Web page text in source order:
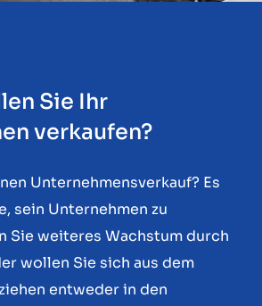
Sie Ihr
verkaufen?
Unternehmensverkauf? Es
sein Unternehmen zu
Sie weiteres Wachstum durch
wollen Sie sich aus dem
entweder in den